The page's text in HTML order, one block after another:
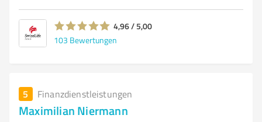
4,96 / 5,00
103 Bewertungen
5 Finanzdienstleistungen
Maximilian Niermann